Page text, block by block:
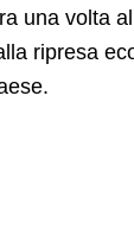
una volta
ripresa